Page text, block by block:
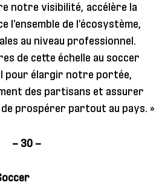
notre visibilité, accélère la
de l’écosystème,
au niveau professionnel.
de cette échelle au soccer
pour élargir notre portée,
des partisans et assurer
prospérer partout au pays. »
– 30 –